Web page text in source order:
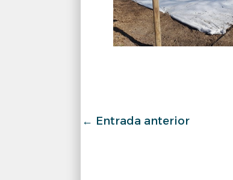
← Entrada anterior